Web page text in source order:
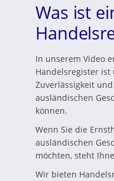
Was ist
In unserem Video
Handelsregister ist
Zuverlässigkeit
ausländischen
können.
Wenn Sie die
ausländischen
möchten, steht
Wir bieten